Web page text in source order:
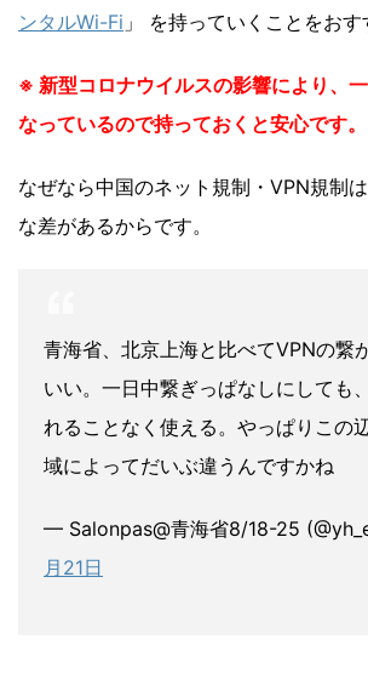
ンタルWi-Fi 」 を持っていくことをおす
※ 新型コロナウイルスの影響により、
なっているので持っておくと安心です。
なぜなら中国のネット規制・VPN規制
な差があるからです。
青海省、北京上海と比べてVPNの繋
いい。一日中繋ぎっぱなしにしても
れることなく使える。やっぱりこの
域によってだいぶ違うんですかね
— Salonpas@青海省8/18-25
月21日